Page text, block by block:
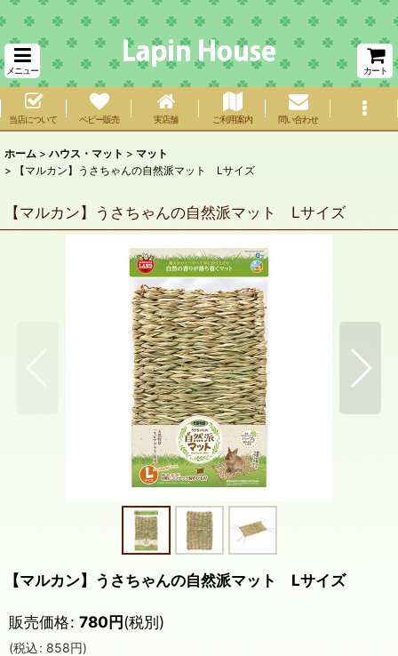
メニュー カート
当店について ベビー販売 実店舗 ご利用案内 問い合わせ
ホーム > ハウス・マット > マット
>
【マルカン】うさちゃんの自然派マット Lサイズ
【マルカン】うさちゃんの自然派マット Lサイズ
【マルカン】うさちゃんの自然派マット Lサイズ
販売価格: 780円(税別)
(税込: 858円)